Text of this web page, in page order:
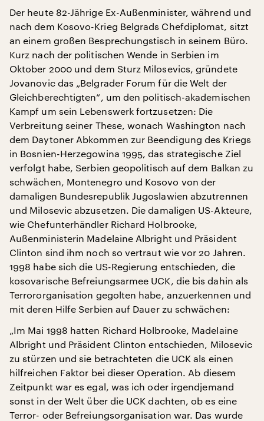
Der heute 82-Jährige Ex-Außenminister, während und
nach dem Kosovo-Krieg Belgrads Chefdiplomat, sitzt
an einem großen Besprechungstisch in seinem Büro.
Kurz nach der politischen Wende in Serbien im
Oktober 2000 und dem Sturz Milosevics, gründete
Jovanovic das „Belgrader Forum für die Welt der
Gleichberechtigten“, um den politisch-akademischen
Kampf um sein Lebenswerk fortzusetzen: Die
Verbreitung seiner These, wonach Washington nach
dem Daytoner Abkommen zur Beendigung des Kriegs
in Bosnien-Herzegowina 1995, das strategische Ziel
verfolgt habe, Serbien geopolitisch auf dem Balkan zu
schwächen, Montenegro und Kosovo von der
damaligen Bundesrepublik Jugoslawien abzutrennen
und Milosevic abzusetzen. Die damaligen US-Akteure,
wie Chefunterhändler Richard Holbrooke,
Außenministerin Madelaine Albright und Präsident
Clinton sind ihm noch so vertraut wie vor 20 Jahren.
1998 habe sich die US-Regierung entschieden, die
kosovarische Befreiungsarmee UCK, die bis dahin als
Terrororganisation gegolten habe, anzuerkennen und
mit deren Hilfe Serbien auf Dauer zu schwächen:
„Im Mai 1998 hatten Richard Holbrooke, Madelaine
Albright und Präsident Clinton entschieden, Milosevic
zu stürzen und sie betrachteten die UCK als einen
hilfreichen Faktor bei dieser Operation. Ab diesem
Zeitpunkt war es egal, was ich oder irgendjemand
sonst in der Welt über die UCK dachten, ob es eine
Terror- oder Befreiungsorganisation war. Das wurde